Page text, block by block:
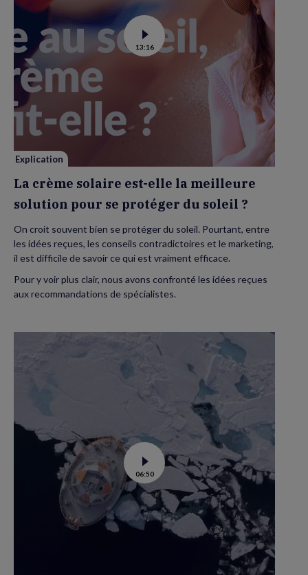
Voir
la
vidéo
est-
elle
la
meilleure
solution
protéger
soleil
13:16
Explication
La crème solaire est-elle la meilleure
solution pour se protéger du soleil ?
On croit souvent bien se protéger du soleil. Pourtant, entre
les idées reçues, les conseils contradictoires et le marketing,
il est difficile de savoir ce qui est vraiment efficace.
Pour y voir plus clair, nous avons confronté les idées reçues
aux recommandations de spécialistes.
Voir
la
vidéo
de
Tara
Polar
station
:
06:50